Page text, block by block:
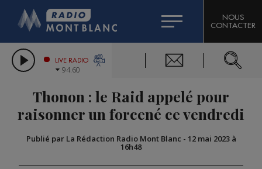
LES CHRONIQUES DE L'EXPERT
CITIZEN MACHINERY
GRAND MASSIF DOMAINES SKIABLES
BIGARD
COMPAGNIE DU MONT-BLANC
NOUS
CONTACTER
LIVE RADIO
94.60
Thonon : le Raid appelé pour
raisonner un forcené ce vendredi
Publié par La Rédaction Radio Mont Blanc - 12 mai 2023 à
16h48